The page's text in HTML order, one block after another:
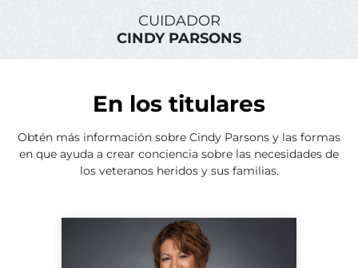
CUIDADOR
CINDY PARSONS
En los titulares
Obtén más información sobre Cindy Parsons y las formas
en que ayuda a crear conciencia sobre las necesidades de
los veteranos heridos y sus familias.